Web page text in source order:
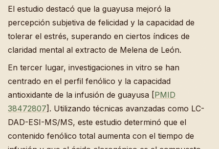
El estudio destacó que la guayusa mejoró la
percepción subjetiva de felicidad y la capacidad de
tolerar el estrés, superando en ciertos índices de
claridad mental al extracto de Melena de León.
En tercer lugar, investigaciones in vitro se han
centrado en el perfil fenólico y la capacidad
antioxidante de la infusión de guayusa [PMID
38472807]. Utilizando técnicas avanzadas como LC-
DAD-ESI-MS/MS, este estudio determinó que el
contenido fenólico total aumenta con el tiempo de